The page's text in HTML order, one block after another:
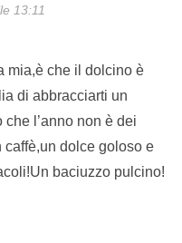
13:11
mia,è che il dolcino è
di abbracciarti un
l’anno non è dei
dolce goloso e
baciuzzo pulcino!